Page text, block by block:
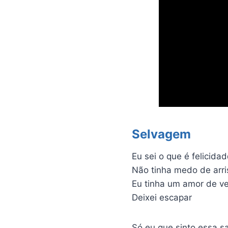
Selvagem
Eu sei o que é
Não tinha medo de
Eu tinha um amor de
Deixei escapar